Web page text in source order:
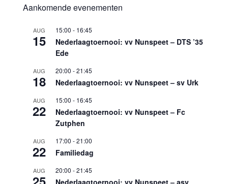
Aankomende evenementen
AUG
15
15:00 - 16:45
Nederlaagtoernooi: vv Nunspeet – DTS ’35
Ede
AUG
18
20:00 -21:45
Nederlaagtoernooi: vv Nunspeet – sv Urk
AUG
22
15:00 - 16:45
Nederlaagtoernooi: vv Nunspeet – Fc
Zutphen
AUG
22
17:00 -21:00
Familiedag
AUG 20:00 -21:45